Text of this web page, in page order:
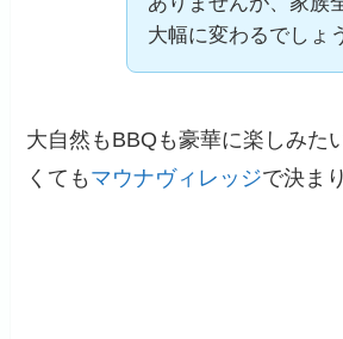
大幅に変わるでしょ
大自然もBBQも豪華に楽しみた
くても マウナヴィレッジで決ま